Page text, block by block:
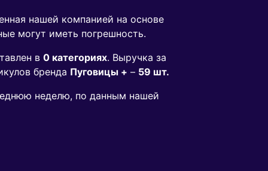
нашей компанией на основе
могут иметь погрешность.
в 0 категориях. Выручка за
бренда Пуговицы + – 59 шт.
неделю, по данным нашей